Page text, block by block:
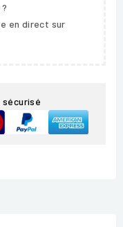
en direct sur
sécurisé